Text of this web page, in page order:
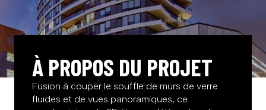
À PROPOS DU PROJET
Fusion à couper le souffle de murs de verre
fluides et de vues panoramiques, ce